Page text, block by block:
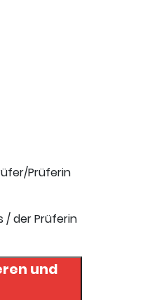
Prüferin
/ der Prüferin